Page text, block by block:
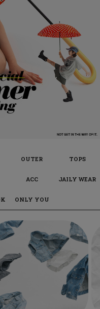
OUTER TOPS
ACC JAILY WEAR
ONLY YOU